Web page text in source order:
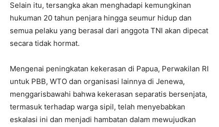
Selain itu, tersangka akan menghadapi kemungkinan
hukuman 20 tahun penjara hingga seumur hidup dan
semua pelaku yang berasal dari anggota TNI akan dipecat
secara tidak hormat.
Mengenai peningkatan kekerasan di Papua, Perwakilan RI
untuk PBB, WTO dan organisasi lainnya di Jenewa,
menggarisbawahi bahwa kekerasan separatis bersenjata,
termasuk terhadap warga sipil, telah menyebabkan
eskalasi ini dan menjadi hambatan dalam mewujudkan